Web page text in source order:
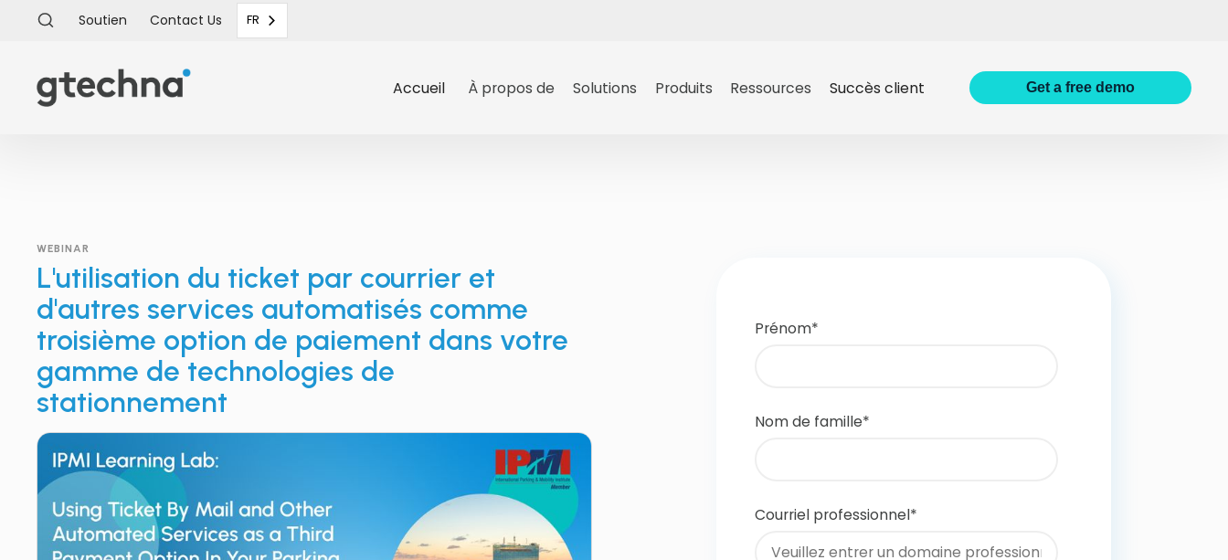
Soutien ContactUs FR
Accueil À propos de Solutions Produits Ressources Succès client Get a free demo
WEBINAR
L'utilisation du ticket par courrier et
d'autres services automatisés comme
troisième option de paiement dans votre
gamme de technologies de
stationnement
Prénom*
Nom de famille*
Courriel professionnel*